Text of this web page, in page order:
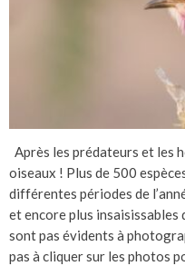
Après les prédateurs et les
oiseaux ! Plus de 500
différentes périodes de
et encore plus insaisissables
sont pas évidents à
pas à cliquer sur les photos